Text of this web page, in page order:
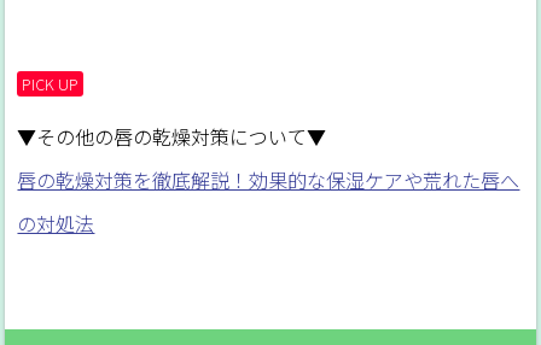
PICK UP
▼その他の唇の乾燥対策について▼
唇の乾燥対策を徹底解説！効果的な保湿ケアや荒れた唇へ
の対処法